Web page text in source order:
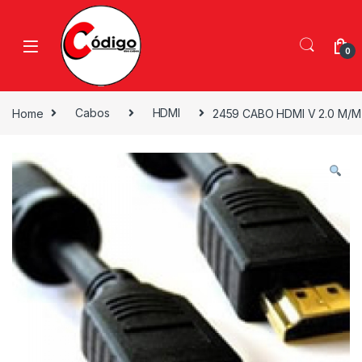
0
Home Cabos HDMI 2459 CABO HDMI V 2.0 M/